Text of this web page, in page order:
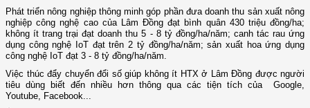
Phát triển nông nghiệp thông minh góp phần đưa doanh thu sản xuất nông
nghiệp công nghệ cao của Lâm Đồng đạt bình quân 430 triệu đồng/ha;
không ít trang trại đạt doanh thu 5 - 8 tỷ đồng/ha/năm; canh tác rau ứng
dụng công nghệ IoT đạt trên 2 tỷ đồng/ha/năm; sản xuất hoa ứng dụng
công nghệ IoT đạt 3 - 8 tỷ đồng/ha/năm.
Việc thúc đẩy chuyển đổi số giúp không ít HTX ở Lâm Đồng được người
tiêu dùng biết đến nhiều hơn thông qua các tiện tích của Google,
Youtube, Facebook...